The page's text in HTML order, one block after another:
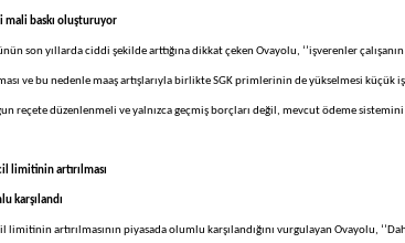
mali baskı oluşturuyor
son yıllarda ciddi şekilde arttığına dikkat çeken Ovayolu, ‘’işverenler
ve bu nedenle maaş artışlarıyla birlikte SGK primlerinin de yükselmesi
reçete düzenlenmeli ve yalnızca geçmiş borçları değil, mevcut ödeme
limitinin artırılması
karşılandı
limitinin artırılmasının piyasada olumlu karşılandığını vurgulayan Ovayolu,